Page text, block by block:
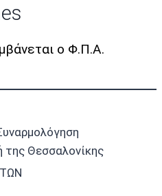
ο Φ.Π.Α.
της Θεσσαλονίκης